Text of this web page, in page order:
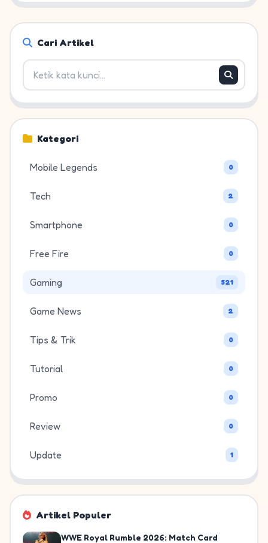
Cari Artikel
Kategori
Mobile Legends 0
Tech 2
Smartphone 0
Free Fire 0
Gaming 521
Game News 2
Tips & Trik 0
Tutorial 0
Promo 0
Review 0
Update 1
Artikel Populer
WWE Royal Rumble 2026: Match Card